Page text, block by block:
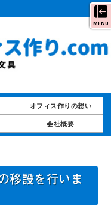
MENU
オフィス作りの想い
会社概要
移設を行いま